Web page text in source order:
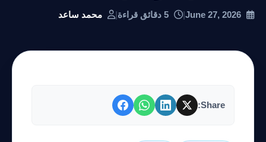
|
| محمد ساعد
Share: